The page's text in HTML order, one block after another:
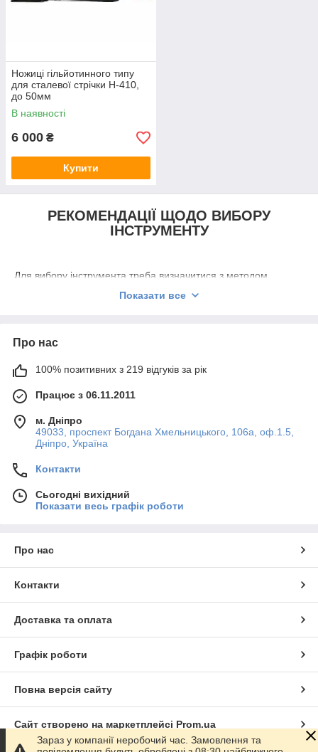
Ножиці гільйотинного типу
для сталевої стрічки Н-410,
до 50мм
В наявності
6 000 ₴
Купити
РЕКОМЕНДАЦІЇ ЩОДО ВИБОРУ
ІНСТРУМЕНТУ
Для вибору інструмента треба визначитися з методом
спеціальних затискачах.
Крім того, одна комбінована машинка
застосовується в цьому разі,
роздільні натягувач і пломбіатор, необхідні для пакування
сталевою стрічкою з використанням затискача-замка та
набагато дешевші, ніж пневматична комбінована машинка
Комбіновані машинкиМУЛ-15, МУЛ-17иМУЛ-20
застосовуються переважно спільно зі сталевими стрічками
Брак з'єднання
"ластівчин хвіст"
— у можливому розкритті
з'єднання внаслідок струсу без натягу стрічки.
Показати все
Про нас
100% позитивних з 219 відгуків за рік
Працює з 06.11.2011
м. Дніпро
49033, проспект Богдана Хмельницького, 106а, оф.1.5,
Дніпро, Україна
Контакти
Сьогодні вихідний
Показати весь графік роботи
Про нас
Контакти
Доставка та оплата
Графік роботи
Повна версія сайту
Сайт створено на маркетплейсі Prom.ua
Зараз у компанії неробочий час. Замовлення та